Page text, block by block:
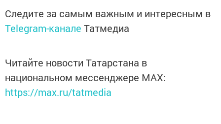
Следите за самым важным и интересным в
Telegram-канале Татмедиа
Читайте новости Татарстана в
национальном мессенджере MАХ:
https://max.ru/tatmedia